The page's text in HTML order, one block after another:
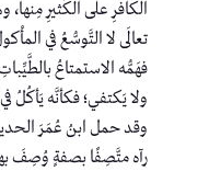
الكافرِ على الكَثيرِ
تعالَى لا التَّوسُّعُ في
فهَمُّه الاستمتاعُ
ولا يَكتفي؛ فكأنَّه يَأكُلُ
وقد حمل ابنُ عُمَرَ
رآه متَّصِفًا بصفةٍ وُصِفَ